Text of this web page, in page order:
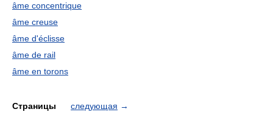
âme concentrique
âme creuse
âme d'éclisse
âme de rail
âme en torons
Страницы следующая →